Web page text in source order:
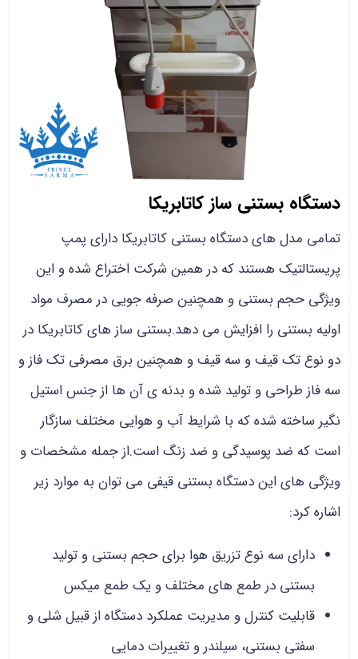
دستگاه بستنی ساز کاتابریکا
تمامی مدل های دستگاه بستنی کاتابریکا دارای پمپ
پریستالتیک هستند که در همین شرکت اختراع شده و این
ویژگی حجم بستنی و همچنین صرفه جویی در مصرف مواد
اولیه بستنی را افزایش می دهد.بستنی ساز های کاتابریکا در
دو نوع تک قیف و سه قیف و همچنین برق مصرفی تک فاز و
سه فاز طراحی و تولید شده و بدنه ی آن ها از جنس استیل
نگیر ساخته شده که با شرایط آب و هوایی مختلف سازگار
است که ضد پوسیدگی و ضد زنگ است.از جمله مشخصات و
ویژگی های این دستگاه بستنی قیفی می توان به موارد زیر
اشاره کرد:
دارای سه نوع تزریق هوا برای حجم بستنی و تولید
بستنی در طمع های مختلف و یک طمع میکس
قابلیت کنترل و مدیریت عملکرد دستگاه از قبیل شلی و
سفتی بستنی، سیلندر و تغییرات دمایی